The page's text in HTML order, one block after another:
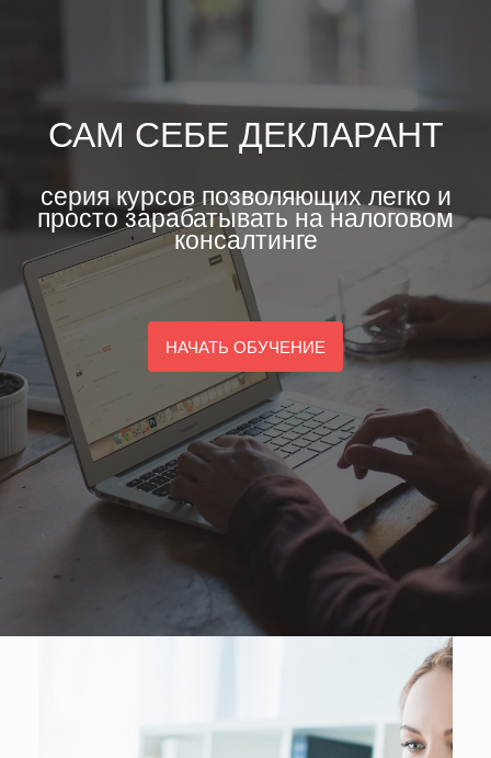
САМ СЕБЕ ДЕКЛАРАНТ
серия курсов позволяющих легко и
просто зарабатывать на налоговом
консалтинге
НАЧАТЬ ОБУЧЕНИЕ